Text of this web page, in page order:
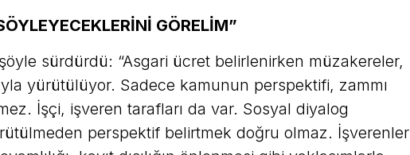
GÖRELİM”
sürdürdü: “Asgari ücret belirlenirken müzakereler,
yürütülüyor. Sadece kamunun perspektifi, zammı
İşçi, işveren tarafları da var. Sosyal diyalog
perspektif belirtmek doğru olmaz. İşverenler